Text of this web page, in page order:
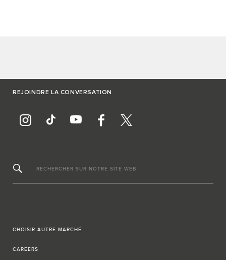
REJOINDRE LA CONVERSATION
RECHERCHER SUR NOTRE SITE WEB
CHOISIR AUTRE MARCHÉ
CAREERS